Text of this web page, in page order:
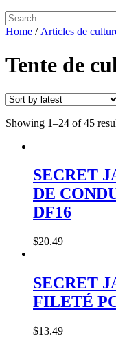
Home / Articles de
Tente de
Showing 1–24 of 45
SECRET
DE
DF16
$20.49
SECRET
FILETÉ
$13.49